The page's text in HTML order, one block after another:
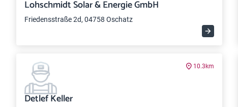
Lohschmidt Solar & Energie GmbH
Friedensstraße 2d, 04758 Oschatz
10.3km
Detlef Keller